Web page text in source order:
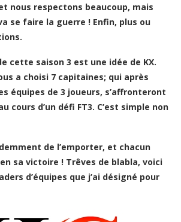
nous respectons beaucoup, mais
se faire la guerre ! Enfin, plus ou
cette saison 3 est une idée de KX.
a choisi 7 capitaines; qui après
équipes de 3 joueurs, s’affronteront
cours d’un défi FT3. C’est simple non
de l’emporter, et chacun
sa victoire ! Trêves de blabla, voici
d’équipes que j’ai désigné pour